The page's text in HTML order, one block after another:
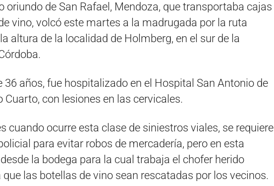
oriundo de San Rafael, Mendoza, que transportaba cajas
vino, volcó este martes a la madrugada por la ruta
altura de la localidad de Holmberg, en el sur de la
36 años, fue hospitalizado en el Hospital San Antonio de
Cuarto, con lesiones en las cervicales.
cuando ocurre esta clase de siniestros viales, se requiere
para evitar robos de mercadería, pero en esta
la bodega para la cual trabaja el chofer herido
las botellas de vino sean rescatadas por los vecinos.